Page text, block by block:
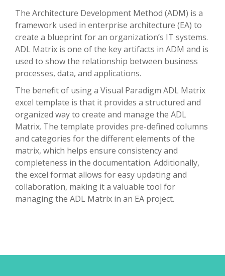
The Architecture Development Method (ADM) is a
framework used in enterprise architecture (EA) to
create a blueprint for an organization’s IT systems.
ADL Matrix is one of the key artifacts in ADM and is
used to show the relationship between business
processes, data, and applications.
The benefit of using a Visual Paradigm ADL Matrix
excel template is that it provides a structured and
organized way to create and manage the ADL
Matrix. The template provides pre-defined columns
and categories for the different elements of the
matrix, which helps ensure consistency and
completeness in the documentation. Additionally,
the excel format allows for easy updating and
collaboration, making it a valuable tool for
managing the ADL Matrix in an EA project.